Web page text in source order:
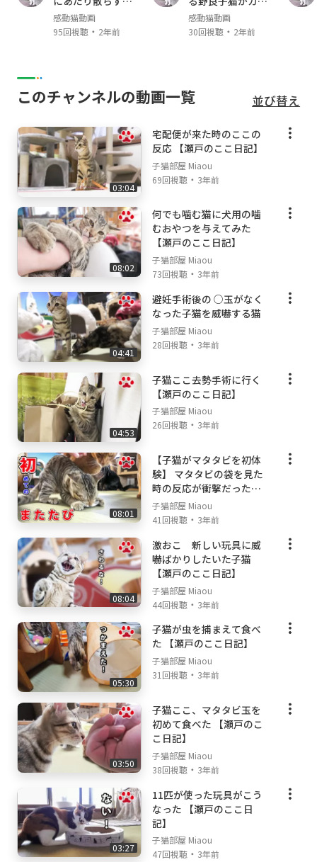
アリス Alice (スコティッシュ・フォールド Scot
tish fold mele ♂ April,2019- )
ここ Coco （キジトラ Brown Mackerel Tabby,
【猫部屋で使用している物】
木製お掃除簡単キャットサークル:https://yout
u.be/6VYYZS-Fk2o
ラプレ 壁高ネコトイレ ホワイト:https://yout
u.be/edAgsb9IPnc
【撮影機材】
Canon C200
Eos R
Sennheiser
クザ猫
感動猫動画
95回視聴・ 2年前
イイ
感動猫動画
30回視聴・ 2年前
このチャンネルの動画一覧 並び替え
03:04
宅配便が来た時のここの
反応 【瀬戸のここ日記】
子猫部屋 Miaou
69回視聴 ・ 3年前
08:02
何でも噛む猫に犬用の噛
むおやつを与えてみた
【瀬戸のここ日記】
子猫部屋 Miaou
73回視聴 ・ 3年前
04:41
避妊手術後の ○玉がなく
なった子猫を威嚇する猫
子猫部屋 Miaou
28回視聴 ・ 3年前
04:53
子猫ここ去勢手術に行く
【瀬戸のここ日記】
子猫部屋 Miaou
26回視聴 ・ 3年前
08:01
【子猫がマタタビを初体
験】 マタタビの袋を見た
時の反応が衝撃だった
【瀬戸のここ日記】
子猫部屋 Miaou
41回視聴 ・ 3年前
08:04
激おこ 新しい玩具に威
嚇ばかりしたいた子猫
【瀬戸のここ日記】
子猫部屋 Miaou
44回視聴 ・ 3年前
05:30
子猫が虫を捕まえて食べ
た 【瀬戸のここ日記】
子猫部屋 Miaou
31回視聴 ・ 3年前
03:50
子猫ここ、マタタビ玉を
初めて食べた 【瀬戸のこ
こ日記】
子猫部屋 Miaou
38回視聴 ・ 3年前
03:27
11匹が使った玩具がこう
なった 【瀬戸のここ日
記】
子猫部屋 Miaou
47回視聴 ・ 3年前